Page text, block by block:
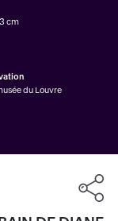
cm
du Louvre